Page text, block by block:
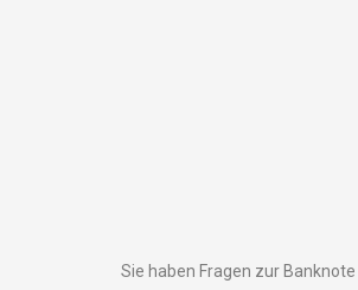
Sie haben Fragen zur